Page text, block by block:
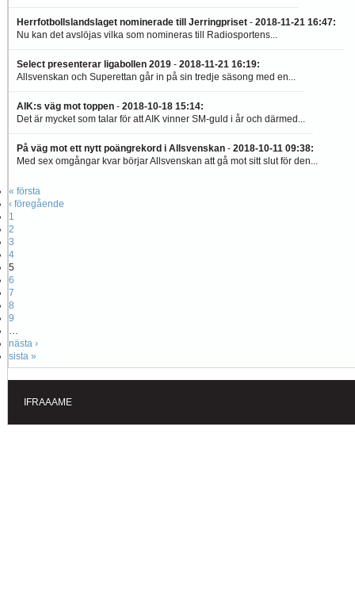
Herrfotbollslandslaget nominerade till Jerringpriset - 2018-11-21 16:47:
Nu kan det avslöjas vilka som nomineras till Radiosportens...
Select presenterar ligabollen 2019 - 2018-11-21 16:19:
Allsvenskan och Superettan går in på sin tredje säsong med en...
AIK:s väg mot toppen - 2018-10-18 15:14:
Det är mycket som talar för att AIK vinner SM-guld i år och därmed...
På väg mot ett nytt poängrekord i Allsvenskan - 2018-10-11 09:38:
Med sex omgångar kvar börjar Allsvenskan att gå mot sitt slut för den...
« första
‹ föregående
1
2
3
4
5
6
7
8
9
…
nästa ›
sista »
IFRAAAME